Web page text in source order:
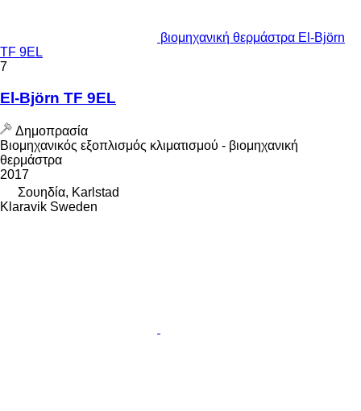
βιομηχανική θερμάστρα El-Björn
TF 9EL
7
El-Björn TF 9EL
Δημοπρασία
Βιομηχανικός εξοπλισμός κλιματισμού - βιομηχανική
θερμάστρα
2017
Σουηδία, Karlstad
Klaravik Sweden